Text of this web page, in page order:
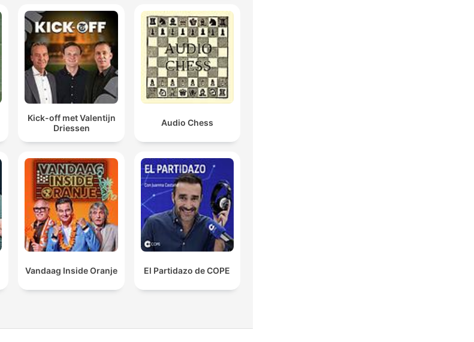
Audio Chess
Kick-off met Valentijn
Driessen
El Partidazo de COPE
Vandaag Inside Oranje